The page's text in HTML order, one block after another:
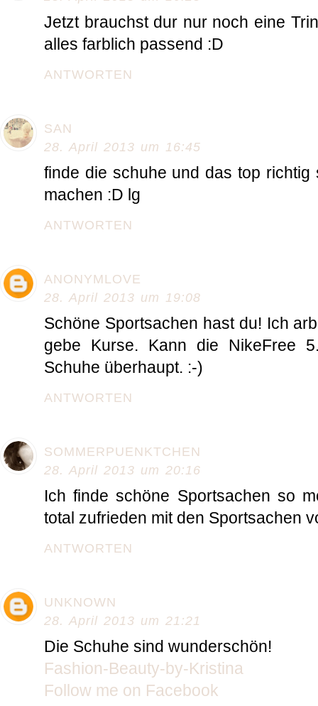
Jetzt brauchst dur nur noch eine
alles farblich passend :D
ANTWORTEN
SAN
28. April 2013 um 16:45
finde die schuhe und das top richtig
machen :D lg
ANTWORTEN
ANONYMLOVE
28. April 2013 um 19:08
Schöne Sportsachen hast du! Ich
gebe Kurse. Kann die NikeFree
Schuhe überhaupt. :-)
ANTWORTEN
SOMMERPUENKTCHEN
28. April 2013 um 20:16
Ich finde schöne Sportsachen so
total zufrieden mit den Sportsachen
ANTWORTEN
UNKNOWN
28. April 2013 um 21:21
Die Schuhe sind wunderschön!
Fashion-Beauty-by-Kristina
Follow me on Facebook